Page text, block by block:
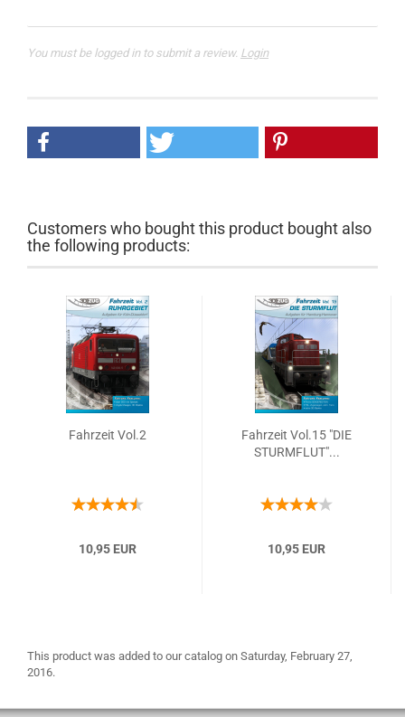
You must be logged in to submit a review. Login
Customers who bought this product bought also
the following products:
Fahrzeit Vol.2
10,95 EUR
Fahrzeit Vol.15 "DIE
STURMFLUT"...
10,95 EUR
This product was added to our catalog on Saturday, February 27,
2016.